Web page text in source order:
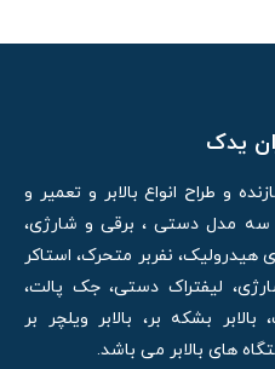
یدک
و طراح انواع بالابر و تعمیر و
مدل دستی ، برقی و شارژی،
هیدرولیک، نفربر متحرک، استاکر
لیفتراک دستی، جک پالت،
بشکه بر، بالابر ویلچر بر
های بالابر می باشد.